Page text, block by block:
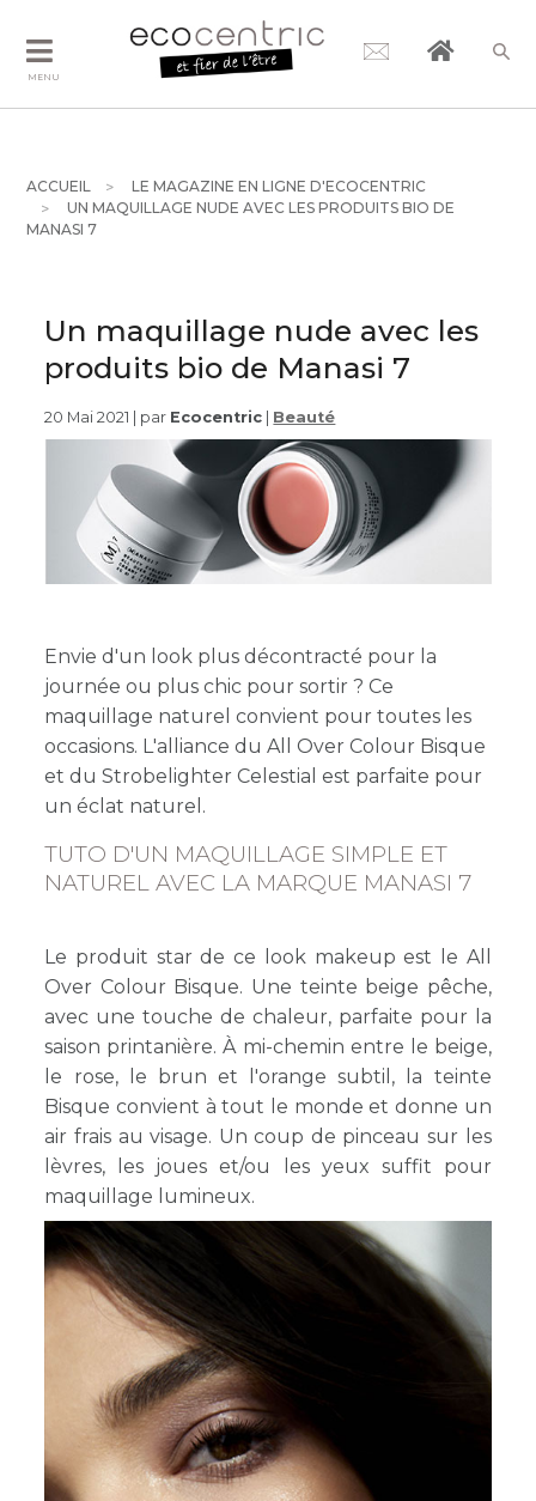
MENU
ACCUEIL
LE MAGAZINE EN LIGNE D'ECOCENTRIC
UN MAQUILLAGE NUDE AVEC LES PRODUITS BIO DE
MANASI 7
Un maquillage nude avec les
produits bio de Manasi 7
20 Mai 2021 | par Ecocentric Beauté
Envie d'un look plus décontracté pour la
journée ou plus chic pour sortir ? Ce
maquillage naturel convient pour toutes les
occasions. L'alliance du All Over Colour Bisque
et du Strobelighter Celestial est parfaite pour
un éclat naturel.
TUTO D'UN MAQUILLAGE SIMPLE ET
NATUREL AVEC LA MARQUE MANASI 7
Le produit star de ce look makeup est le All
Over Colour Bisque. Une teinte beige pêche,
avec une touche de chaleur, parfaite pour la
saison printanière. À mi-chemin entre le beige,
le rose, le brun et l'orange subtil, la teinte
Bisque convient à tout le monde et donne un
air frais au visage. Un coup de pinceau sur les
lèvres, les joues et/ou les yeux suffit pour
maquillage lumineux.